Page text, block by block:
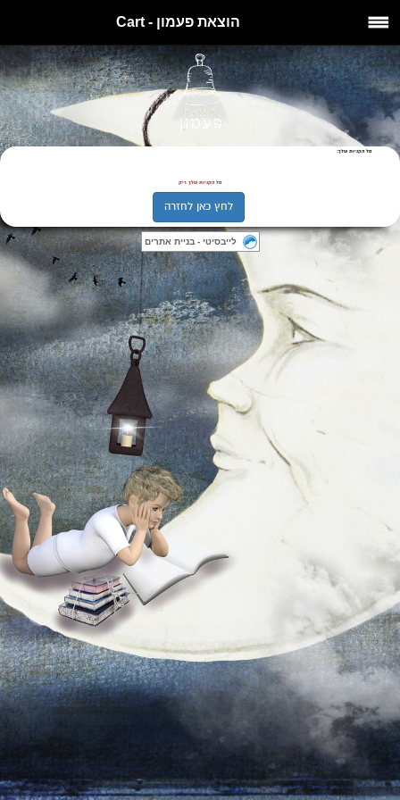
הוצאת פעמון - Cart
סל הקניות שלך:
סל הקניות שלך ריק
לחץ כאן לחזרה
לייבסיטי - בניית אתרים